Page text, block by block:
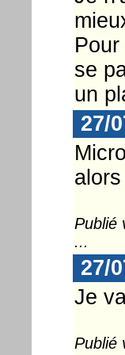
se
un
27/
Publié
...
27/
Je
Publié